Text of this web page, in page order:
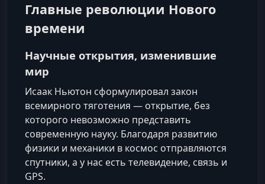
Главные революции Нового
времени
Научные открытия, изменившие
мир
Исаак Ньютон сформулировал закон
всемирного тяготения — открытие, без
которого невозможно представить
современную науку. Благодаря развитию
физики и механики в космос отправляются
спутники, а у нас есть телевидение, связь и
GPS.